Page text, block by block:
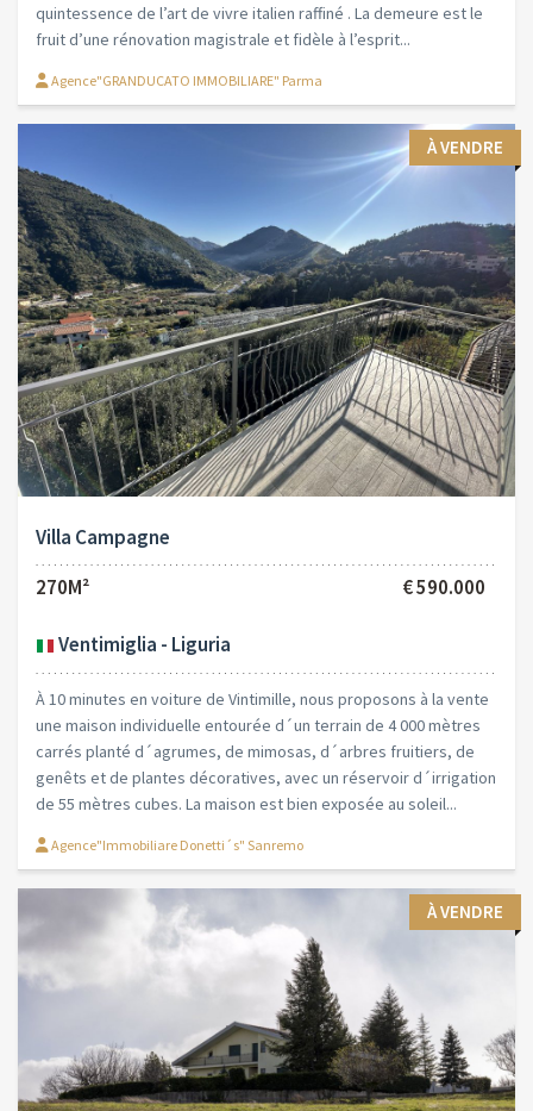
quintessence de l’art de vivre italien raffiné . La demeure est le
fruit d’une rénovation magistrale et fidèle à l’esprit...
Agence"GRANDUCATO IMMOBILIARE" Parma
À VENDRE
Villa Campagne
270M²
€ 590.000
Ventimiglia - Liguria
À 10 minutes en voiture de Vintimille, nous proposons à la vente
une maison individuelle entourée d´un terrain de 4 000 mètres
carrés planté d´agrumes, de mimosas, d´arbres fruitiers, de
genêts et de plantes décoratives, avec un réservoir d´irrigation
de 55 mètres cubes. La maison est bien exposée au soleil...
Agence"Immobiliare Donetti´s" Sanremo
À VENDRE